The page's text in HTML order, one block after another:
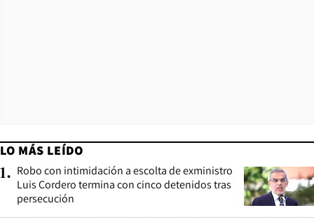
LO MÁS LEÍDO
1. Robo con intimidación a escolta de exministro
Luis Cordero termina con cinco detenidos tras
persecución